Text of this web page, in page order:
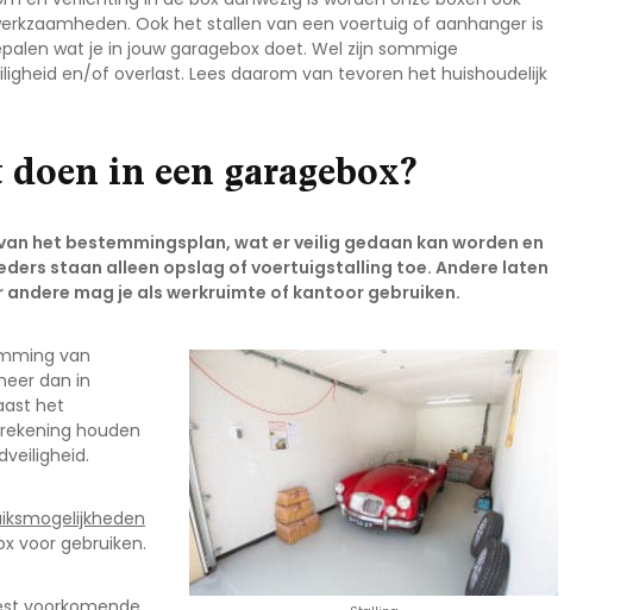
Ook het stallen van een voertuig of aanhanger is
wat je in jouw garagebox doet. Wel zijn sommige
en/of overlast. Lees daarom van tevoren het huishoudelijk
in een garagebox?
het bestemmingsplan, wat er veilig gedaan kan worden en
staan alleen opslag of voertuigstalling toe. Andere laten
andere mag je als werkruimte of kantoor gebruiken.
van
dan in
het
houden
voor gebruiken.